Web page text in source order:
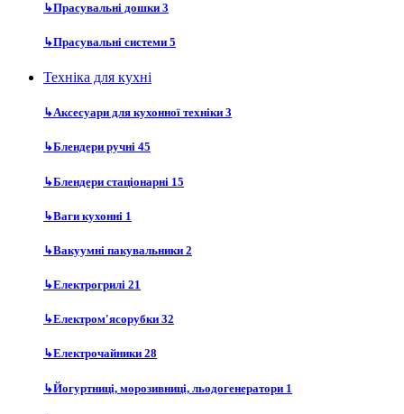
↳Прасувальні дошки 3
↳Прасувальні системи 5
Техніка для кухні
↳Аксесуари для кухонної техніки 3
↳Блендери ручні 45
↳Блендери стаціонарні 15
↳Ваги кухонні 1
↳Вакуумні пакувальники 2
↳Електрогрилі 21
↳Електром'ясорубки 32
↳Електрочайники 28
↳Йогуртниці, морозивниці, льодогенератори 1